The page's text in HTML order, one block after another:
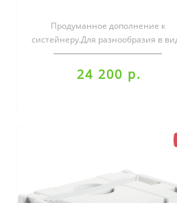
Продуманное дополнение к
систейнеру.Для разнообразия в
выдвижных ящиков, в которых
можно хранит..
24 200 р.